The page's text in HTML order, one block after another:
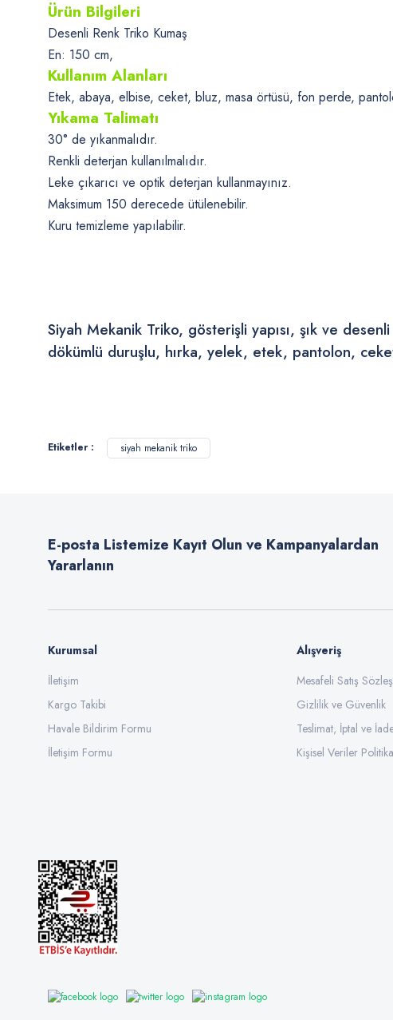
Ürün Bilgileri
Desenli Renk Triko Kumaş
En: 150 cm,
Kullanım Alanları
Etek, abaya, elbise, ceket, bluz, masa örtüsü, fon perde,
Yıkama Talimatı
30° de yıkanmalıdır.
Renkli deterjan kullanılmalıdır.
Leke çıkarıcı ve optik deterjan kullanmayınız.
Maksimum 150 derecede ütülenebilir.
Kuru temizleme yapılabilir.
Siyah Mekanik Triko, gösterişli yapısı, şık ve
dökümlü duruşlu, hırka, yelek, etek, pantolon,
Ürün resmi kalitesiz, bozuk veya görüntülenemiyor.
Ürün fiyatı diğer sitelerden daha pahalı.
Bu ürüne benzer farklı alternatifler olmalı.
Etiketler : siyah mekanik triko
E-posta Listemize Kayıt Olun ve Kampanyalardan
Yararlanın
Kurumsal
İletişim
Kargo Takibi
Havale Bildirim Formu
İletişim Formu
Alışveriş
Mesafeli Satış
Gizlilik ve Güvenlik
Teslimat, İptal ve
Kişisel Veriler